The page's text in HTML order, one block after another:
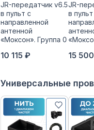
JR-передатчик v6.5
в пульт с
направленной
антенной
«Моксон». Группа 0
10 115 ₽
JR-
в
15
Универсальные